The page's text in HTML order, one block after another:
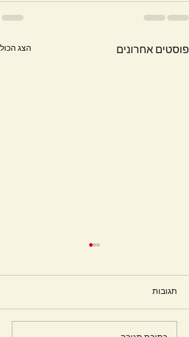
פוסטים אחרונים הצג הכול
תגובות